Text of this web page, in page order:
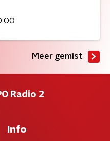
Meer gemist
Radio 2
Info